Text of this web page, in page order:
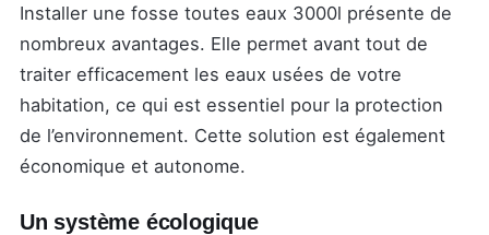
Installer une fosse toutes eaux 3000l présente de
nombreux avantages. Elle permet avant tout de
traiter efficacement les eaux usées de votre
habitation, ce qui est essentiel pour la protection
de l’environnement. Cette solution est également
économique et autonome.
Un système écologique